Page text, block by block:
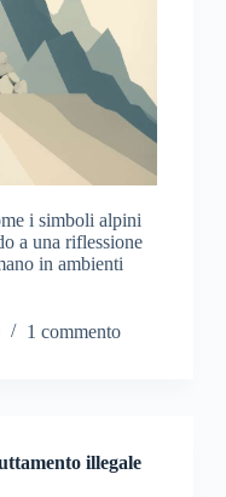
i simboli alpini
a una riflessione
in ambienti
1 commento
illegale